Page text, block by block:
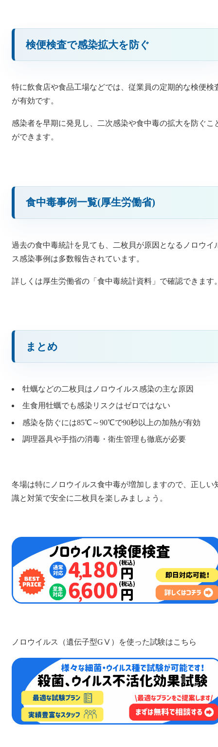
検便検査で感染拡大を防ぐ
特に飲食店や食品工場などでは、従業員の定期的な検便検
が有効です。
感染者を早期に発見し、二次感染や食中毒の拡大を防ぐこ
ができます。
食中毒事例一覧(厚生労働省)
過去の食中毒統計を見ても、二枚貝が原因となるノロウイ
ス感染事例は多数報告されています。
詳しくは厚生労働省の「食中毒統計資料」で確認できます
まとめ
牡蠣などの二枚貝はノロウイルス感染の主な原因
生食用牡蠣でも感染リスクはゼロではない
感染を防ぐには85℃～90℃で90秒以上の加熱が有効
調理器具や手指の消毒・衛生管理も徹底が必要
冬場は特にノロウイルス食中毒が増加しますので、正しい
識と対策で安全に二枚貝を楽しみましょう。
ノロウイルス（遺伝子型GⅤ ）を使った試験はこちら